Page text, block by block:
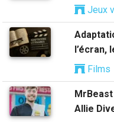
Jeux
l’écran,
Films
Allie